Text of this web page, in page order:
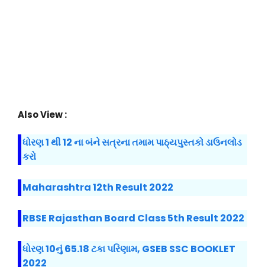
Also View :
ધોરણ 1 થી 12 ના બંને સત્રના તમામ પાઠ્યપુસ્તકો ડાઉનલોડ
કરો
Maharashtra 12th Result 2022
RBSE Rajasthan Board Class 5th Result 2022
ધોરણ 10નું 65.18 ટકા પરિણામ, GSEB SSC BOOKLET
2022